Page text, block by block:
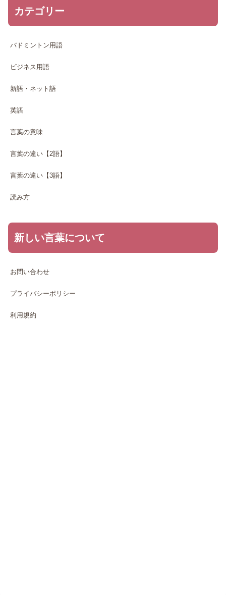
カテゴリー
バドミントン用語
ビジネス用語
新語・ネット語
英語
言葉の意味
言葉の違い【2語】
言葉の違い【3語】
読み方
新しい言葉について
お問い合わせ
プライバシーポリシー
利用規約